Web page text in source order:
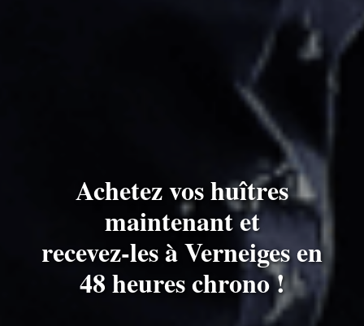
Achetez vos huîtres
maintenant et
recevez-les à Verneiges en
48 heures chrono !